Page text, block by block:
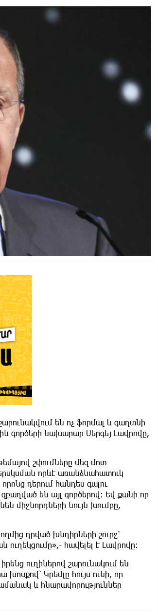
են ոչ ֆորմալ և գաղտնի
գործերի նախարար Սերգեյ Լավրովը,
շփումները մեզ մոտ
որևէ առանձնահատուկ
դերում հանդես գալու
են այլ գործերով։ Եվ քանի որ
միջնորդների նույն խումբը,
դրված խնդիրների շուրջ՝
հավելել է Լավրովը։
ուղիներով շարունակում են
Կրեմլը հույս ունի, որ
և հնարավորություններ